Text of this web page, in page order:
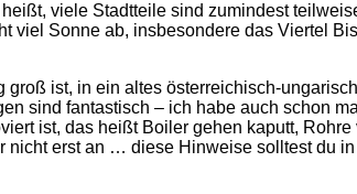
viele Stadtteile sind zumindest
viel Sonne ab, insbesondere das Viertel
groß ist, in ein altes österreichisch-
sind fantastisch – ich habe auch schon
ist, das heißt Boiler gehen kaputt,
nicht erst an … diese Hinweise solltest du